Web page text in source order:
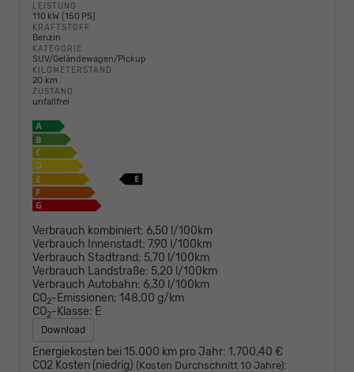
LEISTUNG
110 kW (150 PS)
KRAFTSTOFF
Benzin
KATEGORIE
SUV/Geländewagen/Pickup
KILOMETERSTAND
20 km
ZUSTAND
unfallfrei
Verbrauch kombiniert: 6,50 l/100km
Verbrauch Innenstadt: 7,90 l/100km
Verbrauch Stadtrand: 5,70 l/100km
Verbrauch Landstraße: 5,20 l/100km
Verbrauch Autobahn: 6,30 l/100km
CO2-Emissionen: 148,00 g/km
CO2-Klasse: E
Download
Energiekosten bei 15.000 km pro Jahr: 1.700,40 €
CO2 Kosten (niedrig) (Kosten Durchschnitt 10 Jahre):